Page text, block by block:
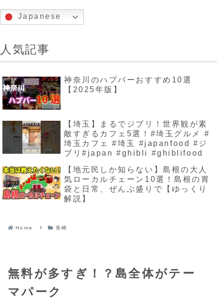
Japanese
人気記事
神奈川のハプバーおすすめ10選
【2025年版】
【埼玉】まるでジブリ！世界観が素
敵すぎるカフェ5選！#埼玉グルメ #
埼玉カフェ #埼玉 #japanfood #ジ
ブリ#japan #ghibli #ghiblifood
【地元民しか知らない】島根の大人
気ローカルチェーン10選！島根の胃
袋と日常、ぜんぶ盛りで【ゆっくり
解説】
Home 長崎
無料が多すぎ！？島全体がテー
マパーク